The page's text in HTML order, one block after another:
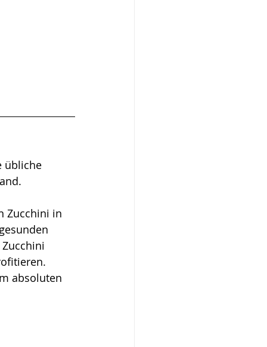
übliche
Zucchini in
absoluten